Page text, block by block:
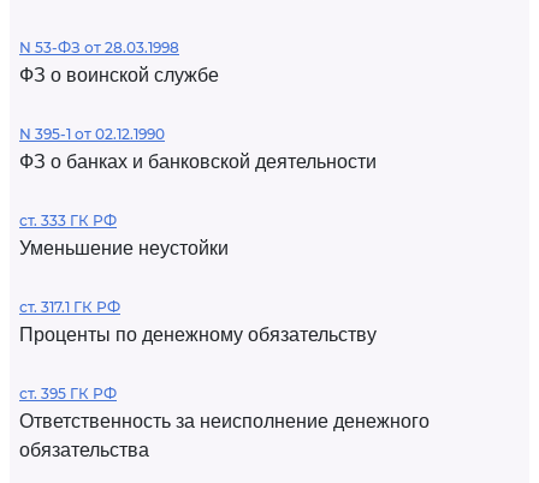
N 53-ФЗ от 28.03.1998
ФЗ о воинской службе
N 395-1 от 02.12.1990
ФЗ о банках и банковской деятельности
ст. 333 ГК РФ
Уменьшение неустойки
ст. 317.1 ГК РФ
Проценты по денежному обязательству
ст. 395 ГК РФ
Ответственность за неисполнение денежного
обязательства